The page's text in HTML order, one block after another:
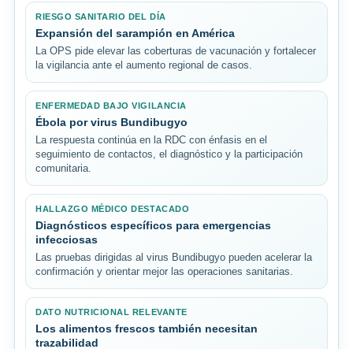
RIESGO SANITARIO DEL DÍA
Expansión del sarampión en América
La OPS pide elevar las coberturas de vacunación y fortalecer
la vigilancia ante el aumento regional de casos.
ENFERMEDAD BAJO VIGILANCIA
Ébola por virus Bundibugyo
La respuesta continúa en la RDC con énfasis en el
seguimiento de contactos, el diagnóstico y la participación
comunitaria.
HALLAZGO MÉDICO DESTACADO
Diagnósticos específicos para emergencias
infecciosas
Las pruebas dirigidas al virus Bundibugyo pueden acelerar la
confirmación y orientar mejor las operaciones sanitarias.
DATO NUTRICIONAL RELEVANTE
Los alimentos frescos también necesitan
trazabilidad